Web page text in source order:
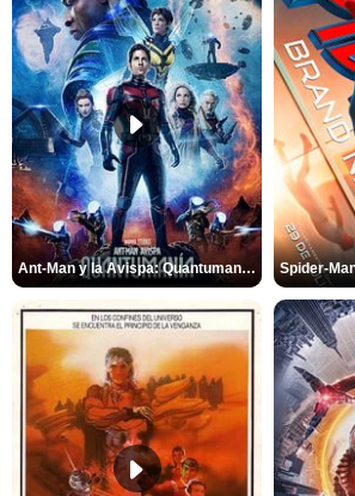
Ant-Man y la Avispa: Quantumanía Tráiler (2)